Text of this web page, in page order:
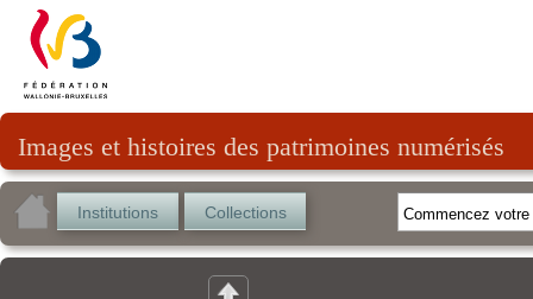
Images et histoires des patrimoines numérisés
Institutions Collections